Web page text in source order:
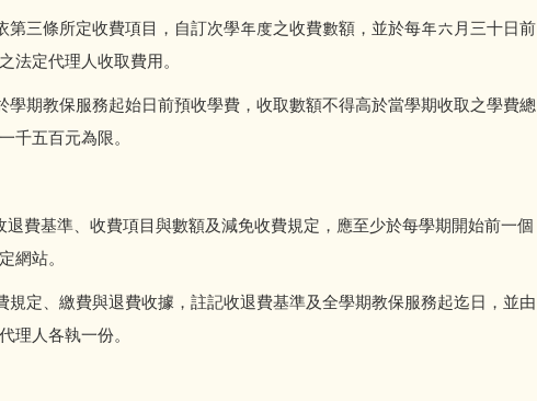
條所定收費項目，自訂次學年度之收費數額，並於每年六月三十日前
法定代理人收取費用。
教保服務起始日前預收學費，收取數額不得高於當學期收取之學費總
千五百元為限。
費基準、收費項目與數額及減免收費規定，應至少於每學期開始前一個
網站。
、繳費與退費收據，註記收退費基準及全學期教保服務起迄日，並由
理人各執一份。